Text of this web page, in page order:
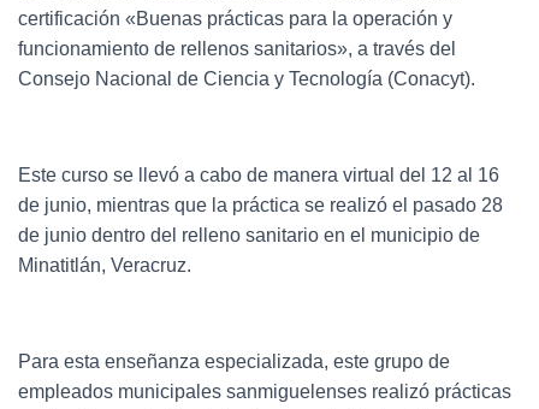
certificación «Buenas prácticas para la operación y
funcionamiento de rellenos sanitarios», a través del
Consejo Nacional de Ciencia y Tecnología (Conacyt).
Este curso se llevó a cabo de manera virtual del 12 al 16
de junio, mientras que la práctica se realizó el pasado 28
de junio dentro del relleno sanitario en el municipio de
Minatitlán, Veracruz.
Para esta enseñanza especializada, este grupo de
empleados municipales sanmiguelenses realizó prácticas